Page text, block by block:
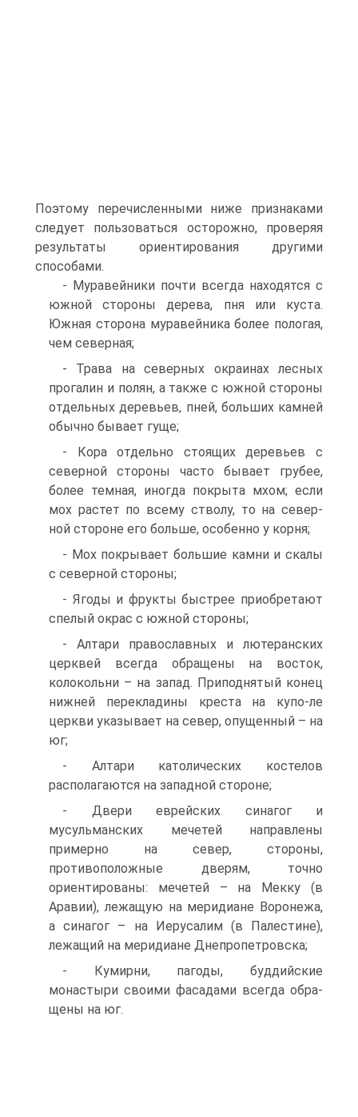
Поэтому перечисленными ниже признаками
следует пользоваться осторожно, проверяя
результаты ориентирования другими
способами.
- Муравейники почти всегда находятся с
южной стороны дерева, пня или куста.
Южная сторона муравейника более пологая,
чем северная;
- Трава на северных окраинах лесных
прогалин и полян, а также с южной стороны
отдельных деревьев, пней, больших камней
обычно бывает гуще;
- Кора отдельно стоящих деревьев с
северной стороны часто бывает грубее,
более темная, иногда покрыта мхом; если
мох растет по всему стволу, то на север-
ной стороне его больше, особенно у корня;
- Мох покрывает большие камни и скалы
с северной стороны;
- Ягоды и фрукты быстрее приобретают
спелый окрас с южной стороны;
- Алтари православных и лютеранских
церквей всегда обращены на восток,
колокольни – на запад. Приподнятый конец
нижней перекладины креста на купо-ле
церкви указывает на север, опущенный – на
юг;
- Алтари католических костелов
располагаются на западной стороне;
- Двери еврейских синагог и
мусульманских мечетей направлены
примерно на север, стороны,
противоположные дверям, точно
ориентированы: мечетей – на Мекку (в
Аравии), лежащую на меридиане Воронежа,
а синагог – на Иерусалим (в Палестине),
лежащий на меридиане Днепропетровска;
- Кумирни, пагоды, буддийские
монастыри своими фасадами всегда обра-
щены на юг.